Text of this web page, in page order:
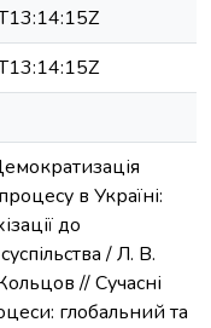
в Україні:
до
/ Л. В.
// Сучасні
глобальний та